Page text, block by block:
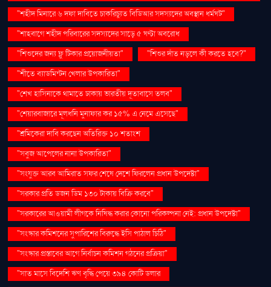
"শহীদ মিনারে ৬ দফা দাবিতে চাকরিচ্যুত বিডিআর সদস্যদের অবস্থান ধর্মঘট"
"শাহবাগে শহীদ পরিবারের সদস্যদের সাড়ে ৫ ঘণ্টা অবরোধ
"শিশুদের জন্য ফ্লু টিকার প্রয়োজনীয়তা"
"শিশুর দাঁত নড়লে কী করতে হবে?"
"শীতে ব্যাডমিন্টন খেলার উপকারিতা"
"শেখ হাসিনাকে থামাতে ঢাকায় ভারতীয় দূতাবাসে তলব"
"শেয়ারবাজারে মূলধনি মুনাফার কর ১৫% এ নেমে এসেছে"
"শ্রমিকেরা দাবি করছেন অতিরিক্ত ১০ শতাংশ
"সবুজ আপেলের নানা উপকারিতা"
"সংযুক্ত আরব আমিরাত সফর শেষে দেশে ফিরলেন প্রধান উপদেষ্টা"
"সরকার প্রতি ডজন ডিম ১৩০ টাকায় বিক্রি করবে"
"সরকারের আওয়ামী লীগকে নিষিদ্ধ করার কোনো পরিকল্পনা নেই: প্রধান উপদেষ্টা"
"সংস্কার কমিশনের সুপারিশের বিরুদ্ধে ইসি পাঠাল চিঠি"
"সংস্কার প্রস্তাবের আগে নির্বাচন কমিশন গঠনের প্রক্রিয়া"
"সাত মাসে বিদেশি ঋণ বৃদ্ধি পেয়ে ৩৯৪ কোটি ডলার